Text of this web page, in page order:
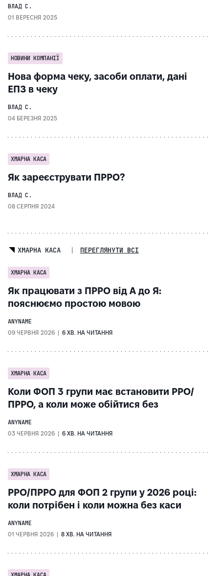
ВЛАД С.
01 ВЕРЕСНЯ 2025
НОВИНИ КОМПАНІЇ
Нова форма чеку, засоби оплати, дані
ЕПЗ в чеку
ВЛАД С.
04 БЕРЕЗНЯ 2025
ХМАРНА КАСА
Як зареєструвати ПРРО?
ВЛАД С.
08 СЕРПНЯ 2024
ХМАРНА КАСА | ПЕРЕГЛЯНУТИ ВСІ
ХМАРНА КАСА
Як працювати з ПРРО від А до Я:
пояснюємо простою мовою
ANYNAME
09 ЧЕРВНЯ 2026 | 6 ХВ. НА ЧИТАННЯ
ХМАРНА КАСА
Коли ФОП 3 групи має встановити РРО/
ПРРО, а коли може обійтися без
ANYNAME
03 ЧЕРВНЯ 2026 | 6 ХВ. НА ЧИТАННЯ
ХМАРНА КАСА
РРО/ПРРО для ФОП 2 групи у 2026 році:
коли потрібен і коли можна без каси
ANYNAME
01 ЧЕРВНЯ 2026 | 8 ХВ. НА ЧИТАННЯ